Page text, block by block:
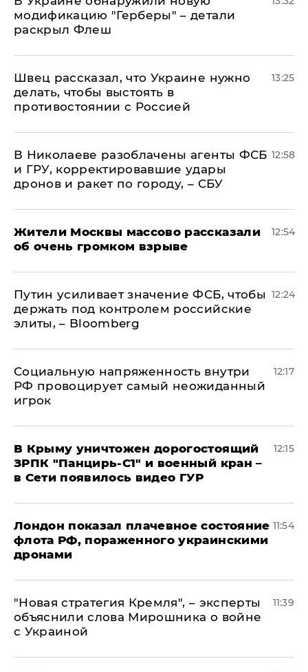
модификацию "Герберы" – детали
раскрыл Флеш
Швец рассказал, что Украине нужно
делать, чтобы выстоять в
противостоянии с Россией
13:25
В Николаеве разоблачены агенты ФСБ
и ГРУ, корректировавшие удары
дронов и ракет по городу, – СБУ
12:58
Жители Москвы массово рассказали
об очень громком взрыве
12:54
Путин усиливает значение ФСБ, чтобы
держать под контролем российские
элиты, – Bloomberg
12:24
Социальную напряженность внутри
РФ провоцирует самый неожиданный
игрок
12:17
В Крыму уничтожен дорогостоящий
ЗРПК "Панцирь-С1" и военный кран –
в Сети появилось видео ГУР
12:15
Лондон показал плачевное состояние
флота РФ, пораженного украинскими
дронами
11:54
"Новая стратегия Кремля", – эксперты
объяснили слова Мирошника о войне
с Украиной
11:39